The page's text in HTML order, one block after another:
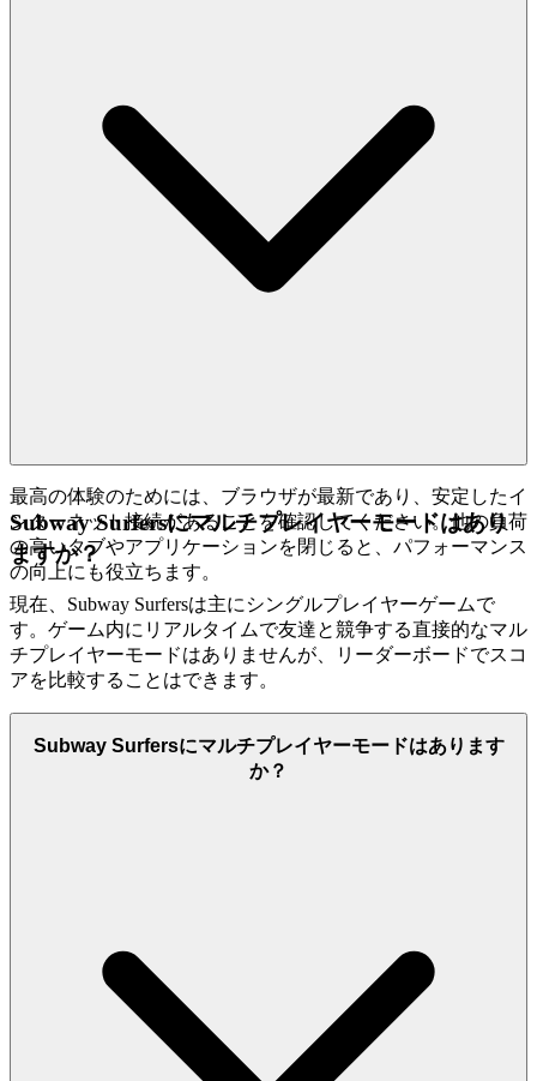
最高の体験のためには、ブラウザが最新であり、安定したイ
ンターネット接続があることを確認してください。他の負荷
の高いタブやアプリケーションを閉じると、パフォーマンス
の向上にも役立ちます。
Subway Surfersにマルチプレイヤーモードはあり
ますか？
現在、Subway Surfersは主にシングルプレイヤーゲームで
す。ゲーム内にリアルタイムで友達と競争する直接的なマル
チプレイヤーモードはありませんが、リーダーボードでスコ
アを比較することはできます。
Subway Surfersにマルチプレイヤーモードはあります
か？